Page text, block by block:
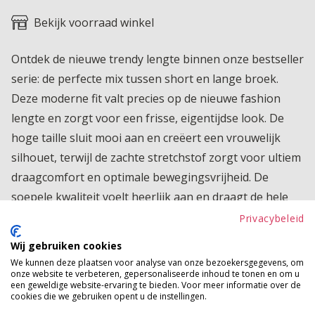
Bekijk voorraad winkel
Ontdek de nieuwe trendy lengte binnen onze bestseller
serie: de perfecte mix tussen short en lange broek.
Deze moderne fit valt precies op de nieuwe fashion
lengte en zorgt voor een frisse, eigentijdse look. De
hoge taille sluit mooi aan en creëert een vrouwelijk
silhouet, terwijl de zachte stretchstof zorgt voor ultiem
draagcomfort en optimale bewegingsvrijheid. De
soepele kwaliteit voelt heerlijk aan en draagt de hele
dag comfortabel. Dankzij het tijdloze design is dit item
eindeloos te combineren, van casual met sneakers tot
iets gekleder met een mooie top of blouse. Een echte
musthave voor dit seizoen waarin comfort en stijl
moeiteloos samenkomen
Privacybeleid
Wij gebruiken cookies
We kunnen deze plaatsen voor analyse van onze bezoekersgegevens, om
onze website te verbeteren, gepersonaliseerde inhoud te tonen en om u
een geweldige website-ervaring te bieden. Voor meer informatie over de
cookies die we gebruiken opent u de instellingen.